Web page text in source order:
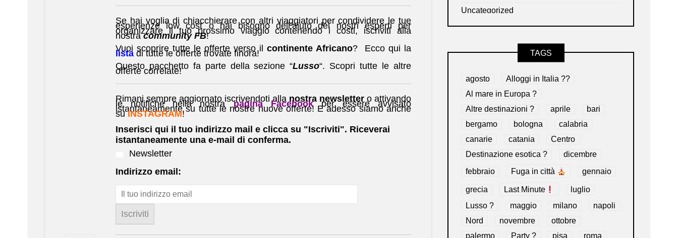
Se hai voglia di chiacchierare con altri viaggiatori per condividere le tue
esperienze low cost o hai bisogno dell’aiuto dei nostri esperti per
organizzare il tuo prossimo viaggio contenendo i costi, iscriviti alla
nostracommunity FB!
Vuoi scoprire tutte le offerte verso il continente Africano? Ecco qui la
lista di tutte le offerte trovate finora!
Questo pacchetto fa parte della sezione “Lusso“. Scopri tutte le altre
offerte correlate!
Rimani sempre aggiornato iscrivendoti alla nostra newsletter o attivando
le notifiche nella nostrapagina Facebookper essere avvisato
istantaneamente su tutte le nostre nuove offerte! E adesso siamo anche
su INSTAGRAM!
Inserisci qui il tuo indirizzo mail e clicca su "Iscriviti". Riceverai
istantaneamente una e-mail di conferma.
Newsletter
Indirizzo email:
Uncategorized
TAGS
agosto
Alloggi in Italia ??
Al mare in Europa ?️
Altre destinazioni ?
aprile
bari
bergamo
bologna
calabria
canarie
catania
Centro
Destinazione esotica ?
dicembre
febbraio Fuga in città gennaio
grecia Last Minute
luglio
Lusso ?
maggio milano
napoli
Nord
novembre
ottobre
palermo
Party ? pisa roma